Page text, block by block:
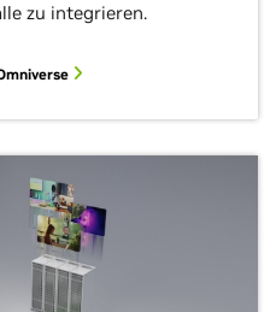
zu integrieren.